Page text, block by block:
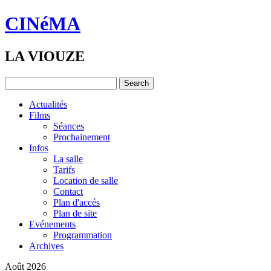
CINéMA
LA VIOUZE
Actualités
Films
Séances
Prochainement
Infos
La salle
Tarifs
Location de salle
Contact
Plan d'accés
Plan de site
Evénements
Programmation
Archives
Août 2026